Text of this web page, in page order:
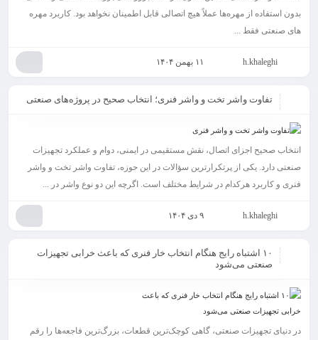
بدون استفاده از مهره‌ها عملاً هیچ اتصالی قابل اطمینان نخواهد بود. کاربرد مهره
های صنعتی فقط ...
h.khaleghi ۱۱ بهمن ۱۴۰۴
تفاوت واشر تخت و واشر فنری؛ انتخاب صحیح در پروژه‌های صنعتی
انتخاب صحیح اجزای اتصال، نقش مستقیمی در ایمنی، دوام و عملکرد تجهیزات
صنعتی دارد. یکی از پرتکرارترین سؤالات در این حوزه، تفاوت واشر تخت و واشر
فنری و کاربرد هرکدام در شرایط مختلف است. اگرچه این دو نوع واشر در ...
h.khaleghi ۹ دی ۱۴۰۴
۱۰ اشتباه رایج هنگام انتخاب خار فنری که باعث خرابی تجهیزات
صنعتی می‌شود
در دنیای تجهیزات صنعتی، گاهی کوچک‌ترین قطعات، بزرگ‌ترین فاجعه‌ها را رقم